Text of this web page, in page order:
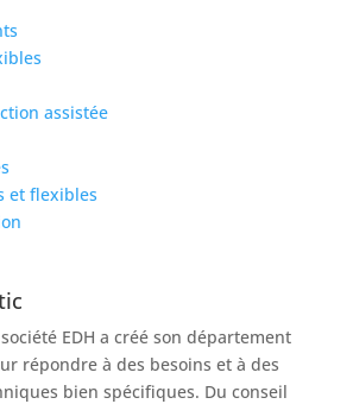
assistée
et flexibles
EDH a créé son département
répondre à des besoins et à des
bien spécifiques. Du conseil